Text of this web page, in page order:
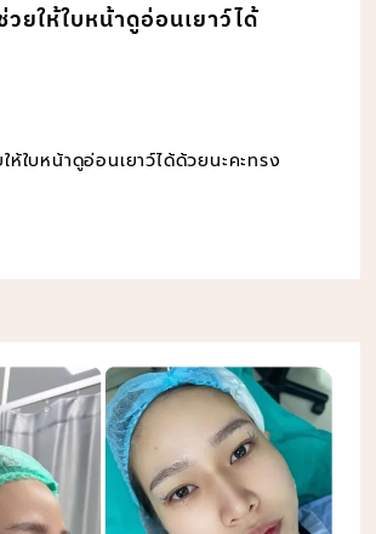
ยให้ใบหน้าดูอ่อนเยาว์ได้
ห้ใบหน้าดูอ่อนเยาว์ได้ด้วยนะคะทรง